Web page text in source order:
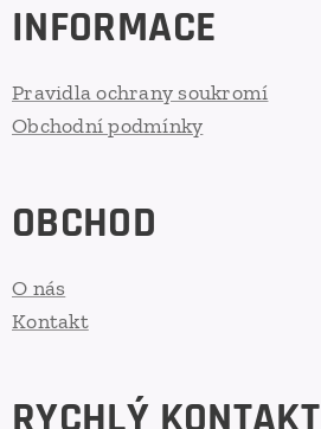
INFORMACE
Pravidla ochrany soukromí
Obchodní podmínky
OBCHOD
O nás
Kontakt